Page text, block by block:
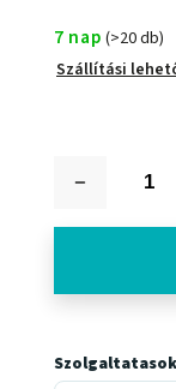
7 nap (>20 db)
Szállítási
Szolgaltatasok